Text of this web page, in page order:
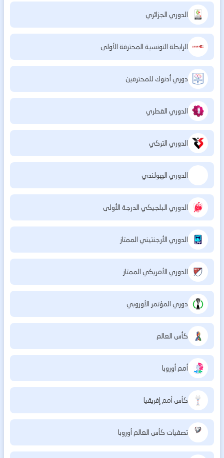
الدوري الجزائري
الرابطة التونسية المحترفة الأولى
دوري أدنوك للمحترفين
الدوري القطري
الدوري التركي
الدوري الهولندي
الدوري البلجيكي الدرجة الأولى
الدوري الأرجنتيني الممتاز
الدوري الأمريكي الممتاز
دوري المؤتمر الأوروبي
كأس العالم
أمم أوروبا
كأس أمم إفريقيا
تصفيات كأس العالم أوروبا